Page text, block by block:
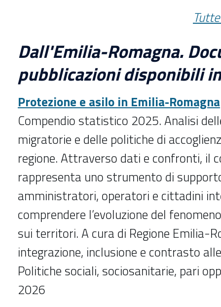
Dall'Emilia-Romagna.
pubblicazioni disponibili
Protezione e asilo in Emilia-Romagna
Compendio statistico 2025. Analisi
migratorie e delle politiche di
regione. Attraverso dati e confronti, il
rappresenta uno strumento di
amministratori, operatori e cittadini
comprendere l’evoluzione del
sui territori. A cura di Regione Emilia-
integrazione, inclusione e contrasto
Politiche sociali, sociosanitarie, pari
2026